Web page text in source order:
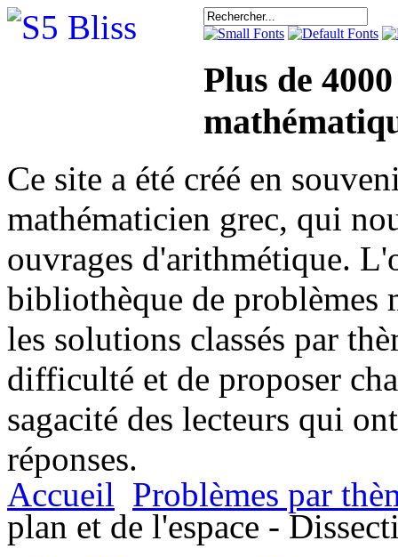
Plus de
Ce site a été créé en
mathématicien grec, qui
ouvrages d'arithmétique.
bibliothèque de problèmes
les solutions classés par
difficulté et de proposer
sagacité des lecteurs qui
réponses.
Accueil Problèmes par
plan et de l'espace -